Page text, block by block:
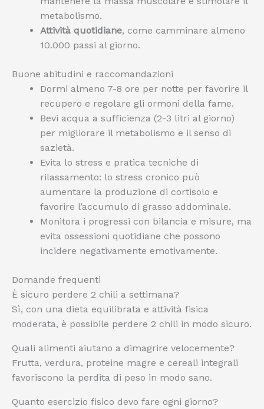
metabolismo.
Attività quotidiane, come camminare almeno
10.000 passi al giorno.
Buone abitudini e raccomandazioni
Dormi almeno 7-8 ore per notte per favorire il
recupero e regolare gli ormoni della fame.
Bevi acqua a sufficienza (2-3 litri al giorno)
per migliorare il metabolismo e il senso di
sazietà.
Evita lo stress e pratica tecniche di
rilassamento: lo stress cronico può
aumentare la produzione di cortisolo e
favorire l’accumulo di grasso addominale.
Monitora i progressi con bilancia e misure, ma
evita ossessioni quotidiane che possono
incidere negativamente emotivamente.
Domande frequenti
È sicuro perdere 2 chili a settimana?
Sì, con una dieta equilibrata e attività fisica
moderata, è possibile perdere 2 chili in modo sicuro.
Quali alimenti aiutano a dimagrire velocemente?
Frutta, verdura, proteine magre e cereali integrali
favoriscono la perdita di peso in modo sano.
Quanto esercizio fisico devo fare ogni giorno?